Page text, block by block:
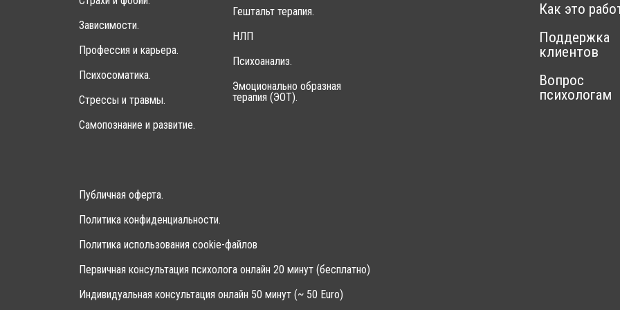
Зависимости.
Профессия и карьера.
Психосоматика.
Стрессы и травмы.
Самопознание и развитие.
Гештальт терапия.
НЛП
Психоанализ.
Эмоционально образная
терапия (ЭОТ).
Публичная оферта.
Политика конфиденциальности.
Политика использования cookie-файлов
Первичная консультация психолога онлайн 20 минут (бесплатно)
Индивидуальная консультация онлайн 50 минут (~ 50 Euro)
Как это
Поддержка
клиентов
Вопрос
психологам